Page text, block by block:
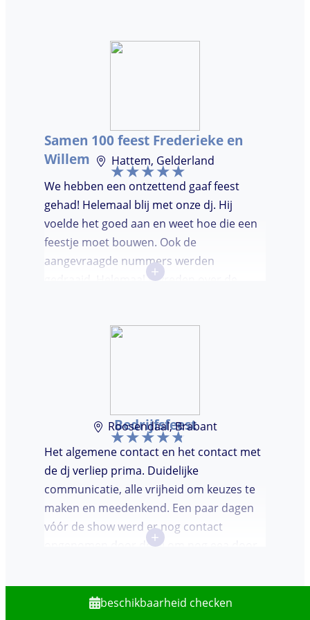
je geld. De gasten vroegen zich af waar ik
Samen 100 feest Frederieke en
Willem
Hattem, Gelderland
We hebben een ontzettend gaaf feest
gehad! Helemaal blij met onze dj. Hij
voelde het goed aan en weet hoe die een
feestje moet bouwen. Ook de
aangevraagde nummers werden
gedraaid. Helemaal tevreden over de
+
Bedrijfsfeest
Roosendaal, Brabant
Het algemene contact en het contact met
de dj verliep prima. Duidelijke
communicatie, alle vrijheid om keuzes te
maken en meedenkend. Een paar dagen
vóór de show werd er nog contact
opgenomen door de dj om nog eea door
vriendelijk. We waren (uiteindelijk) maar
met een klein clubje mensen en dat had
+
beschikbaarheid checken